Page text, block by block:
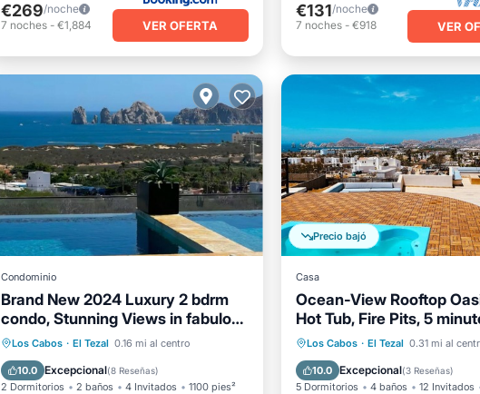
€269/noche
7 noches- €1,884 VER OFERTA
€131/noche
7 noches- €918 VER
Condominio
Brand New 2024 Luxury 2 bdrm
condo, Stunning Views in fabulous
Cabo San Lucas!
Los Cabos · El Tezal 0.16 mi al centro
10.0 Excepcional(8 Reseñas)
2 Dormitorios 2 baños 4 Invitados 1100 pies²
Frente al mar
Bañera de hidromasaje
Aparcamiento
Piscina
Precio bajó
Casa
Ocean-View Rooftop
Hot Tub, Fire Pits, 5
beach & DT Cabo
Los Cabos · El Tezal 0.31 mi al
10.0 Excepcional(3 Reseñas)
5 Dormitorios 4 baños 12 Invitados
Piscina privada
Bañera de hidromasaje
Aparcamiento
Piscina